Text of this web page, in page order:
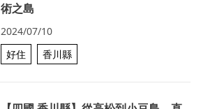
術之島
2024/07/10
好住
香川縣